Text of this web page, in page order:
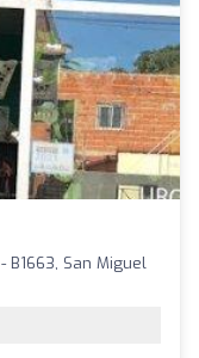
B1663, San Miguel